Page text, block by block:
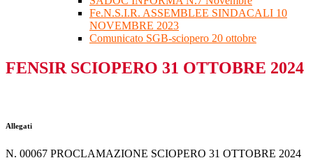
Fe.N.S.I.R. ASSEMBLEE SINDACALI 10
NOVEMBRE 2023
Comunicato SGB-sciopero 20 ottobre
FENSIR SCIOPERO 31 OTTOBRE 2024
Allegati
N. 00067 PROCLAMAZIONE SCIOPERO 31 OTTOBRE 2024